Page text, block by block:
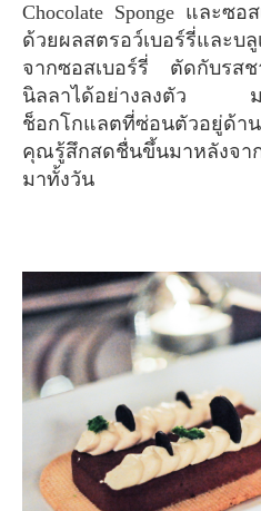
Chocolate Sponge และซ
ด้วยผลสตรอว์เบอร์รี่และ
จากซอสเบอร์รี่ ตัดกับรสช
นิลลาได้อย่างลงตัว มา
ช็อกโกแลตที่ซ่อนตัวอยู่ด้า
คุณรู้สึกสดชื่นขึ้นมาหลังจาก
มาทั้งวัน